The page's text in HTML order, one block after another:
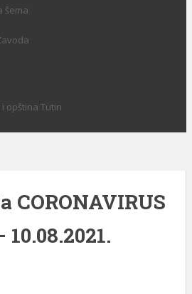
šema
opština Tutin
CORONAVIRUS
10.08.2021.